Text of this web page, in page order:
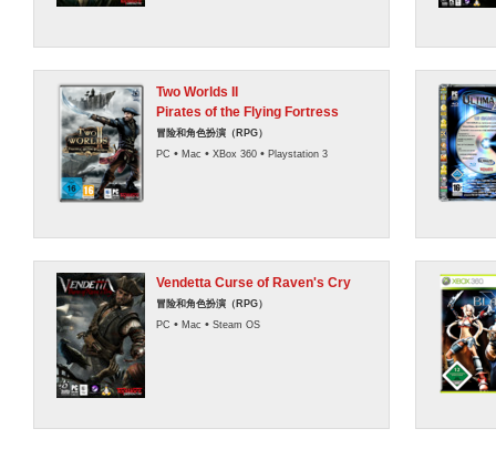
Two Worlds II
Pirates of the Flying Fortress
冒险和角色扮演（RPG）
PC • Mac • XBox 360 • Playstation 3
Vendetta Curse of Raven's Cry
冒险和角色扮演（RPG）
PC • Mac • Steam OS